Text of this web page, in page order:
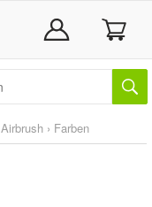
Airbrush › Farben